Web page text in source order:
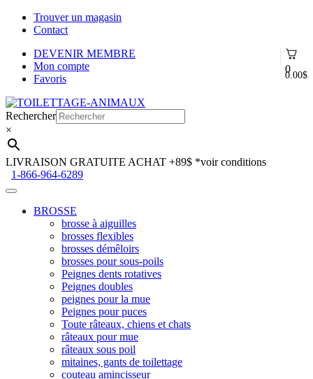
Trouver un magasin
Contact
0
0.00$
DEVENIR MEMBRE
Mon compte
Favoris
Aller
à
la
navigation
Aller
au
contenu
Rechercher
×
LIVRAISON GRATUITE ACHAT +89$ *voir conditions
1-866-964-6289
BROSSE
brosse à aiguilles
brosses flexibles
brosses démêloirs
brosses pour sous-poils
Peignes dents rotatives
Peignes doubles
peignes pour la mue
Peignes pour puces
Toute râteaux, chiens et chats
râteaux pour mue
râteaux sous poil
mitaines, gants de toilettage
couteau amincisseur